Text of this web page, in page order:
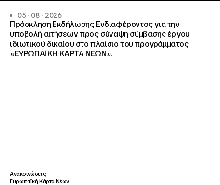
05 · 08 · 2026
Πρόσκληση Εκδήλωσης Ενδιαφέροντος για την
υποβολή αιτήσεων προς σύναψη σύμβασης έργου
ιδιωτικού δικαίου στο πλαίσιο του προγράμματος
«ΕΥΡΩΠΑΪΚΗ ΚΑΡΤΑ ΝΕΩΝ».
Ανακοινώσεις
Ευρωπαϊκή Κάρτα Νέων